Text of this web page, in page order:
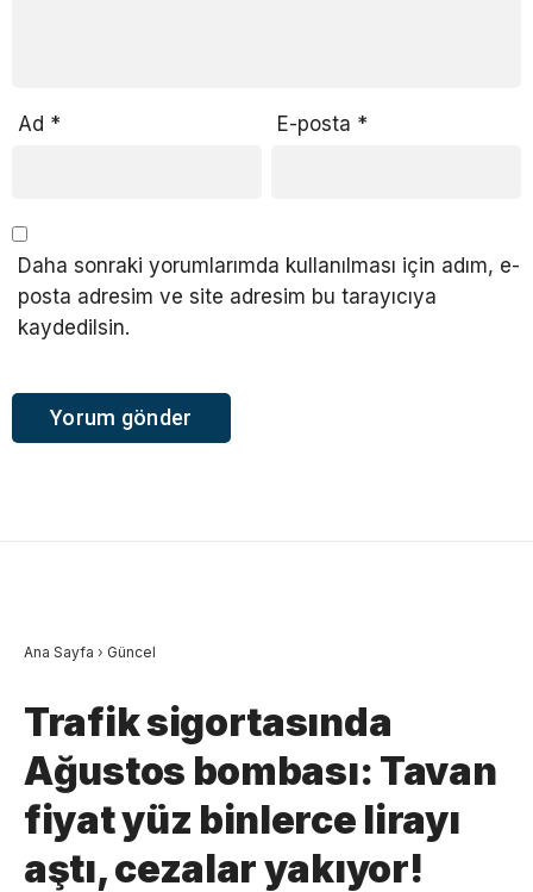
Ad * E-posta *
Daha sonraki yorumlarımda kullanılması için adım, e-
posta adresim ve site adresim bu tarayıcıya
kaydedilsin.
Ana Sayfa › Güncel
Trafik sigortasında
Ağustos bombası: Tavan
fiyat yüz binlerce lirayı
aştı, cezalar yakıyor!